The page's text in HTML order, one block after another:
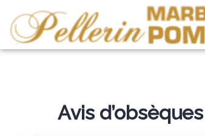
NOS SERVICES NOTRE AGENCENOTRE
Avis